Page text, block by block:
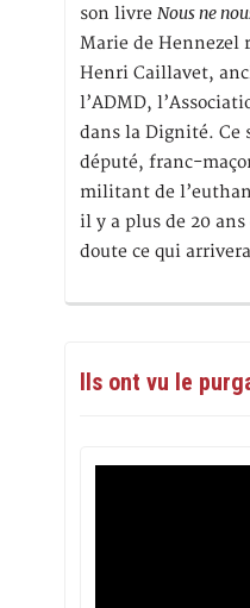
son livre Nous ne
Marie de Hennezel
Henri Caillavet,
l’ADMD,
dans la Dignité. Ce
député, franc-
militant de
il y a plus de 20
doute ce qui
Ils ont vu le